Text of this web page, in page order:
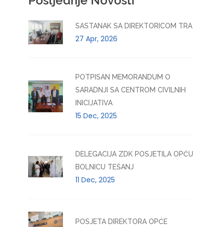
SASTANAK SA DIREKTORICOM TRA
27 Apr, 2026
POTPISAN MEMORANDUM O
SARADNJI SA CENTROM CIVILNIH
INICIJATIVA
15 Dec, 2025
DELEGACIJA ZDK POSJETILA OPĆU
BOLNICU TEŠANJ
11 Dec, 2025
POSJETA DIREKTORA OPĆE